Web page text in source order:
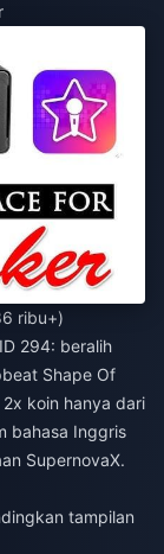
ribu+)
294: beralih
Shape Of
koin hanya dari
bahasa Inggris
SupernovaX.
tampilan